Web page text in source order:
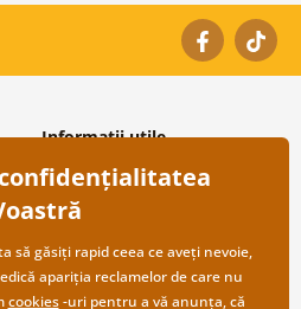
Informații utile
Despre noi
Întrebări frecvente
Contacte
Cooperare angro
să găsiți rapid ceea ce aveți nevoie,
apariția reclamelor de care nu
cookies-uri pentru a vă anunța, că